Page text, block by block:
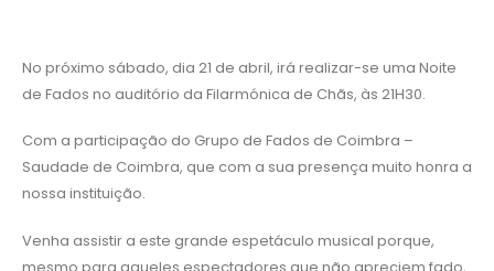
No próximo sábado, dia 21 de abril, irá realizar-se uma Noite
de Fados no auditório da Filarmónica de Chãs, às 21H30.
Com a participação do Grupo de Fados de Coimbra –
Saudade de Coimbra, que com a sua presença muito honra a
nossa instituição.
Venha assistir a este grande espetáculo musical porque,